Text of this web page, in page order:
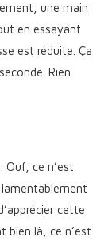
une main
en essayant
est réduite. Ça
Rien
ce n’est
lamentablement
cette
bien là, ce n’est